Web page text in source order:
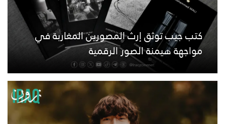
كتب جيب توثق إرث المصورين المغاربة في
مواجهة هيمنة الصور الرقمية